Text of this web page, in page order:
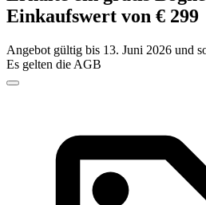
Einkaufswert von € 299
Angebot gültig bis 13. Juni 2026 und
Es gelten die AGB